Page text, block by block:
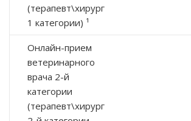
(терапевт\хирург
1 категории) ¹
Онлайн-прием
ветеринарного
врача 2-й
категории
(терапевт\хирург